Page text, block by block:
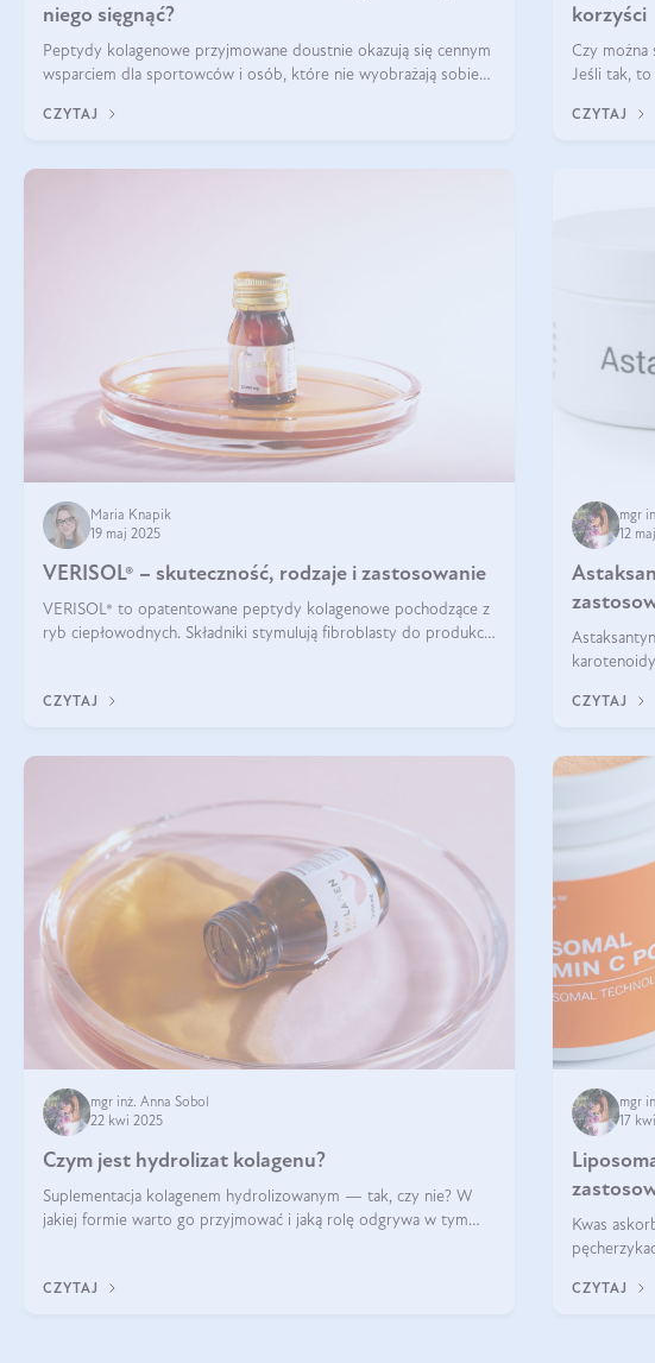
niego sięgnąć?
Peptydy kolagenowe przyjmowane doustnie okazują się cennym
wsparciem dla sportowców i osób, które nie wyobrażają sobie
CZYTAJ
korzyści
Czy można
Jeśli tak,
CZYTAJ
Maria Knapik
19 maj 2025
VERISOL® – skuteczność, rodzaje i zastosowanie
VERISOL® to opatentowane peptydy kolagenowe pochodzące z
ryb ciepłowodnych. Składniki stymulują fibroblasty do produkcji
komórek skóry.
CZYTAJ
mgr
12
CZYTAJ
mgr inż. Anna Sobol
22 kwi 2025
Czym jest hydrolizat kolagenu?
Suplementacja kolagenem hydrolizowanym — tak, czy nie? W
jakiej formie warto go przyjmować i jaką rolę odgrywa w tym
CZYTAJ
mgr
17
Kwas
CZYTAJ